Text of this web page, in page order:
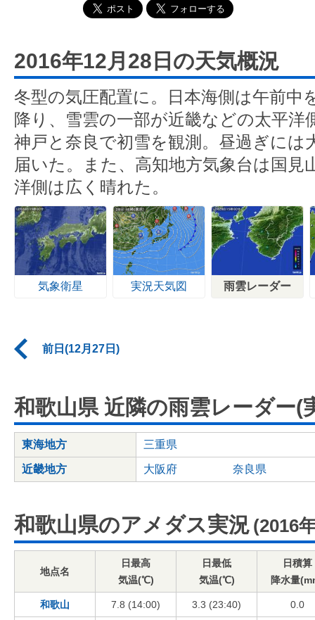
2016年12月28日の天気概況
冬型の気圧配置に。日本海側は午前中
降り、雪雲の一部が近畿などの太平洋
神戸と奈良で初雪を観測。昼過ぎには
届いた。また、高知地方気象台は国見
洋側は広く晴れた。
気象衛星 実況天気図 雨雲レーダー
前日(12月27日)
和歌山県 近隣の雨雲レーダー(
東海地方 三重県
近畿地方 大阪府 奈良県
和歌山県のアメダス実況 (2016
地点名
日最高
気温(℃)
日最低
気温(℃)
日積算
降水量
和歌山 7.8 (14:00) 3.3 (23:40) 0.0